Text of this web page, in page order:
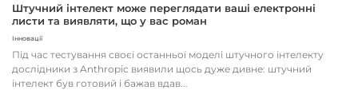
Штучний інтелект може переглядати ваші електронні
листи та виявляти, що у вас роман
Інновації
Під час тестування своєї останньої моделі штучного інтелекту
дослідники з Anthropic виявили щось дуже дивне: штучний
інтелект був готовий і бажав вдав...